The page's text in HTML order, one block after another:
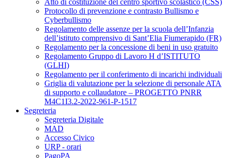
Protocollo di prevenzione e contrasto Bullismo e
Cyberbullismo
Regolamento delle assenze per la scuola dell’Infanzia
dell’istituto comprensivo di Sant’Elia Fiumerapido (FR)
Regolamento per la concessione di beni in uso gratuito
Regolamento Gruppo di Lavoro H d’ISTITUTO
(GLHI)
Regolamento per il conferimento di incarichi individuali
Griglia di valutazione per la selezione di personale ATA
di supporto e collaudatore – PROGETTO PNRR
M4C1I3.2-2022-961-P-1517
Segreteria
Segreteria Digitale
MAD
Accesso Civico
URP - orari
PagoPA